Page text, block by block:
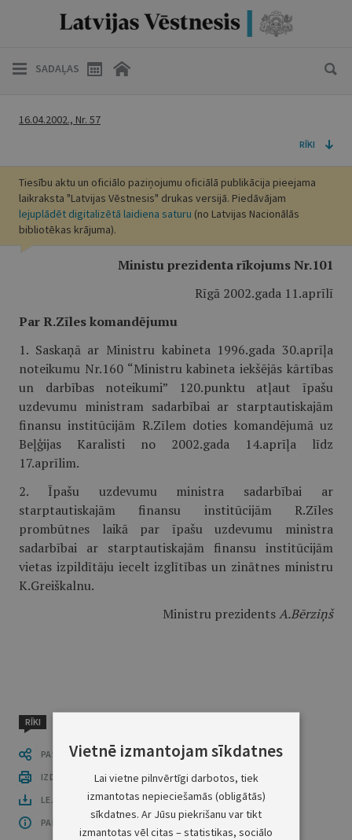
SADAĻAS
16.04.2002., Nr. 57
RĪKI
Tiesību aktu un oficiālo paziņojumu oficiālā publikācija pieejama
laikraksta "Latvijas Vēstnesis" drukas versijā. Piedāvājam
lejuplādēt digitalizētā laidiena saturu (no Latvijas Nacionālās
bibliotēkas krājuma).
Ministu prezidenta rīkojums Nr.101
Rīgā 2002.gada 11.aprīlī
Par R.Zīles komandējumu
1. Saskaņā ar Ministru kabineta 1996.gada 30.aprīļa
noteikumu Nr.160 “Ministru kabineta iekšējās kārtības
un darbības noteikumi” 120.punktu atļaut īpašu
uzdevumu ministram sadarbībai ar starptautiskajām
finansu institūcijām R.Zīlem doties komandējumā uz
Beļģijas Karalisti no 2002.gada 14.aprīļa līdz
17.aprīlim.
2. Īpašu uzdevumu ministra sadarbībai ar
starptautiskajām finansu institūcijām R.Zīles
prombūtnes laikā par īpašu uzdevumu ministra
sadarbībai ar starptautiskajām finansu institūcijām
vietas izpildītāju iecelt izglītības un zinātnes ministru
K.Greiškalnu.
Ministru prezidentsA.Bērziņš
RĪKI
PASTĀSTI CITIEM
IZDRUKĀT PUBLIKĀCIJU
LEJUPLĀDĒT LAIDIENU (PDF)
PAR OFICIĀLO IZDEVUMU
Vietnē izmantojam sīkdatnes
Lai vietne pilnvērtīgi darbotos, tiek
izmantotas nepieciešamās (obligātās)
sīkdatnes. Ar Jūsu piekrišanu var tikt
izmantotas vēl citas – statistikas, sociālo